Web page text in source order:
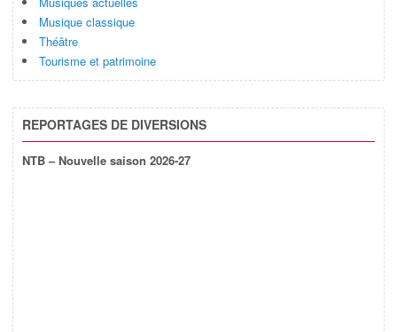
Musique classique
Théâtre
Tourisme et patrimoine
REPORTAGES DE DIVERSIONS
NTB – Nouvelle saison 2026-27